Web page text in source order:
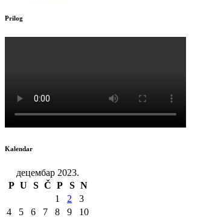
Prilog
Kalendar
децембар 2023.
P U S Č P S N
1
2
3
4
5 6 7 8 9 10